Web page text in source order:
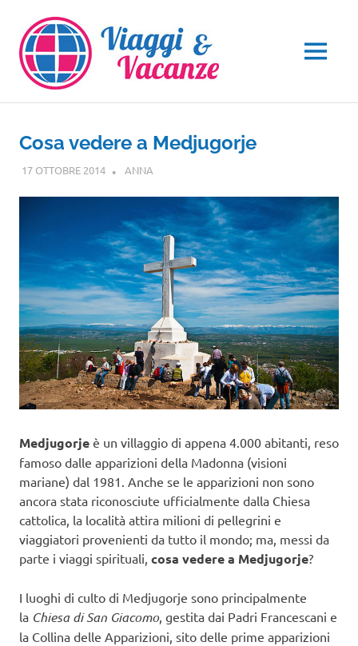
contenuto
MENU
Cosa vedere a Medjugorje
17 OTTOBRE 2014 ANNA
Medjugorje è un villaggio di appena 4.000 abitanti, reso
famoso dalle apparizioni della Madonna (visioni
mariane) dal 1981. Anche se le apparizioni non sono
ancora stata riconosciute ufficialmente dalla Chiesa
cattolica, la località attira milioni di pellegrini e
viaggiatori provenienti da tutto il mondo; ma, messi da
parte i viaggi spirituali, cosa vedere a Medjugorje?
I luoghi di culto di Medjugorje sono principalmente
la Chiesa di San Giacomo, gestita dai Padri Francescani e
la Collina delle Apparizioni, sito delle prime apparizioni